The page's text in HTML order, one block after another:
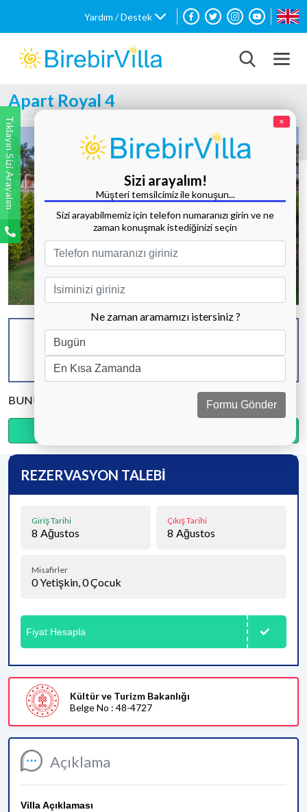
Yardım / Destek
Apart Royal 4
Tüm Fotoğrafları Göster
KAPASİTE
8 KİŞİ
BANYO & WC
3 ADET
YATAK ODASI
BUNU PAYLAŞ
Açıklama
Villa Açıklaması
REZERVASYON TALEBİ
Giriş Tarihi
8 Ağustos
Çıkış Tarihi
8 Ağustos
Misafirler
0Yetişkin,0Çocuk
Fiyat Hesapla
Kültür ve Turizm Bakanlığı
Belge No : 48-4727
Tıklayın Sizi Arayalım ×
Sizi arayalım!
Müşteri temsilcimiz ile konuşun...
Sizi arayabilmemiz için telefon numaranızı girin ve ne
zaman konuşmak istediğinizi seçin
Ne zaman aramamızı istersiniz ?
Formu Gönder